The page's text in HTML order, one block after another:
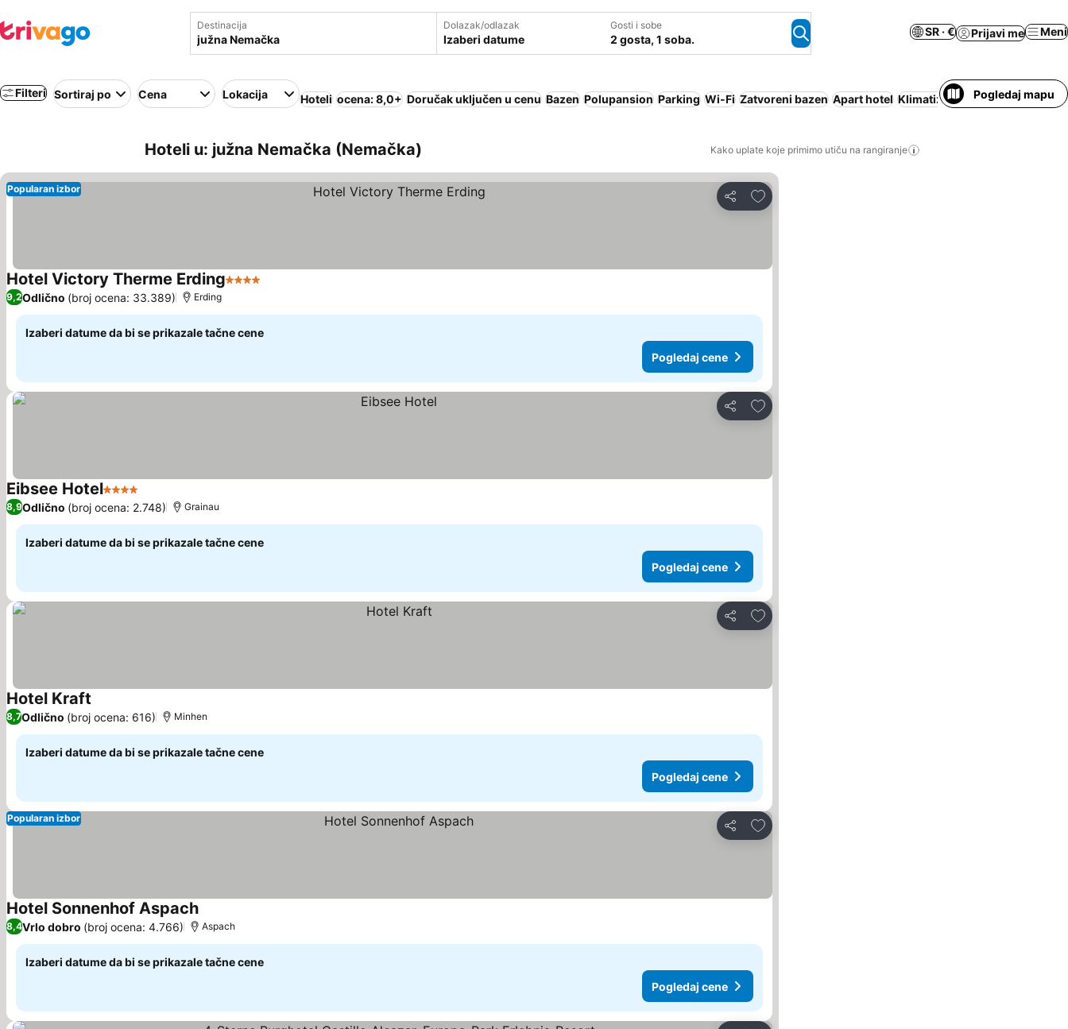
Destinacija Dolazak/odlazak
Izaberi datume
Gosti i sobe
2 gosta, 1 soba.
SR · € Prijavi me Meni
Filteri Sortiraj po Cena Lokacija Hoteli ocena: 8,0+ Doručak uključen u cenu Bazen Polupansion Parking Wi-Fi Zatvoreni bazen Apart hotel Klimatizacija Dozvoljeni kućni
Pogledaj mapu
Hoteli u: južna Nemačka (Nemačka) Kako uplate koje primimo utiču na rangiranje
Deli
Dodati u favorite
Popularan izbor
Hotel Victory Therme Erding4 Zvezdice
9,2Odlično (broj ocena: 33.389) Erding
Izaberi datume da bi se prikazale tačne cene
Pogledaj cene
Deli
Dodati u favorite
Eibsee Hotel4 ZvezdicePogledaj cene
8,9Odlično (broj ocena: 2.748) Grainau
Izaberi datume da bi se prikazale tačne cene
Pogledaj cene
Deli
Dodati u favorite
Hotel Kraft Pogledaj cene
8,7Odlično (broj ocena: 616) Minhen
Izaberi datume da bi se prikazale tačne cene
Pogledaj cene
Deli
Dodati u favorite
Popularan izbor
Hotel Sonnenhof AspachPogledaj cene
8,4Vrlo dobro (broj ocena: 4.766) Aspach
Izaberi datume da bi se prikazale tačne cene
Pogledaj cene